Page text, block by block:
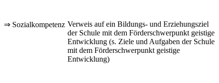
⇒ Sozialkompetenz Verweis auf ein Bildungs- und Erziehungsziel
der Schule mit dem Förderschwerpunkt geistige
Entwicklung (s. Ziele und Aufgaben der Schule
mit dem Förderschwerpunkt geistige
Entwicklung)